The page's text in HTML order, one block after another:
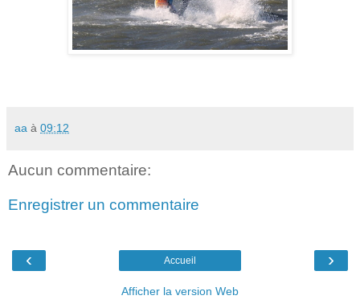
aa à 09:12
Aucun commentaire:
Enregistrer un commentaire
‹ ›
Accueil
Afficher la version Web